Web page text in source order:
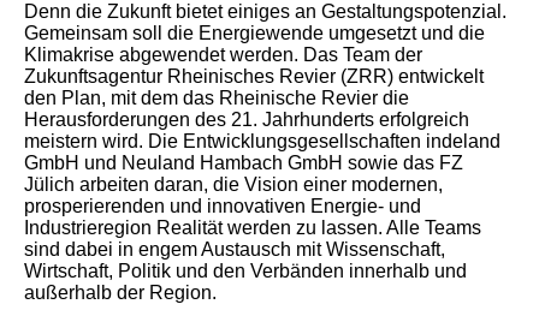
Denn die Zukunft bietet einiges an Gestaltungspotenzial.
Gemeinsam soll die Energiewende umgesetzt und die
Klimakrise abgewendet werden. Das Team der
Zukunftsagentur Rheinisches Revier (ZRR) entwickelt
den Plan, mit dem das Rheinische Revier die
Herausforderungen des 21. Jahrhunderts erfolgreich
meistern wird. Die Entwicklungsgesellschaften indeland
GmbH und Neuland Hambach GmbH sowie das FZ
Jülich arbeiten daran, die Vision einer modernen,
prosperierenden und innovativen Energie- und
Industrieregion Realität werden zu lassen. Alle Teams
sind dabei in engem Austausch mit Wissenschaft,
Wirtschaft, Politik und den Verbänden innerhalb und
außerhalb der Region.